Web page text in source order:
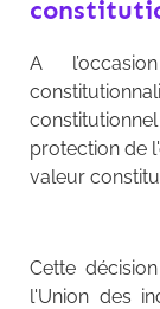
A
protection de
valeur
Cette
l'Union des